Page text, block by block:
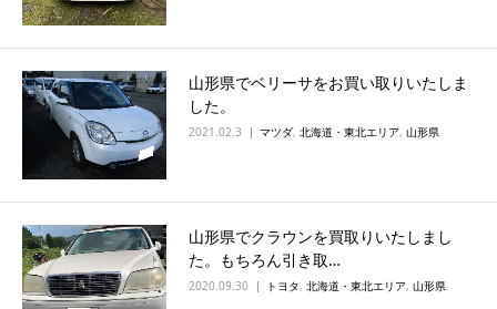
山形県でベリーサをお買い取りいたしま
した。
2021.02.3 マツダ, 北海道・東北エリア, 山形県
山形県でクラウンを買取りいたしまし
た。もちろん引き取…
2020.09.30 トヨタ, 北海道・東北エリア, 山形県